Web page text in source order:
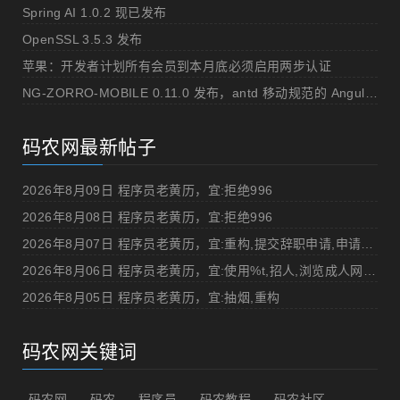
Spring AI 1.0.2 现已发布
OpenSSL 3.5.3 发布
苹果：开发者计划所有会员到本月底必须启用两步认证
码农网最新帖子
2026年8月09日 程序员老黄历，宜:拒绝996
2026年8月08日 程序员老黄历，宜:拒绝996
2026年8月05日 程序员老黄历，宜:抽烟,重构
码农网关键词